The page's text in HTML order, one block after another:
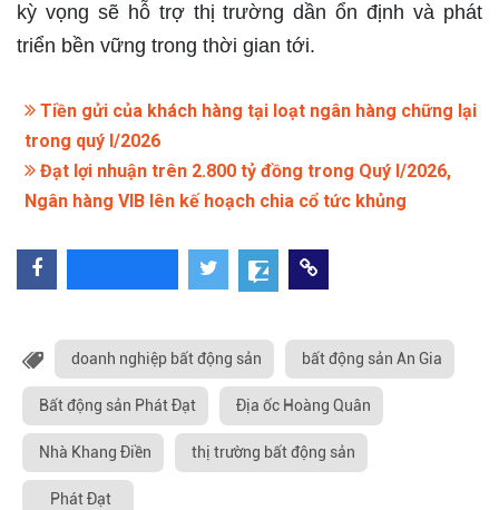
kỳ vọng sẽ hỗ trợ thị trường dần ổn định và phát
triển bền vững trong thời gian tới.
Tiền gửi của khách hàng tại loạt ngân hàng chững lại
trong quý I/2026
Đạt lợi nhuận trên 2.800 tỷ đồng trong Quý I/2026,
Ngân hàng VIB lên kế hoạch chia cổ tức khủng
doanh nghiệp bất động sản bất động sản An Gia
Bất động sản Phát Đạt Địa ốc Hoàng Quân
Nhà Khang Điền thị trường bất động sản
Phát Đạt